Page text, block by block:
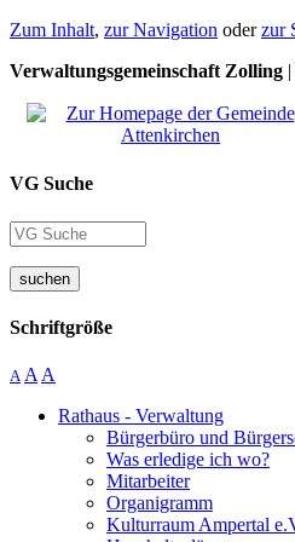
Zum Inhalt, zur Navigation oderzur
Verwaltungsgemeinschaft Zolling
VG Suche
suchen
Schriftgröße
A A A
Rathaus - Verwaltung
Bürgerbüro und
Was erledige ich wo?
Mitarbeiter
Organigramm
Kulturraum Ampertal